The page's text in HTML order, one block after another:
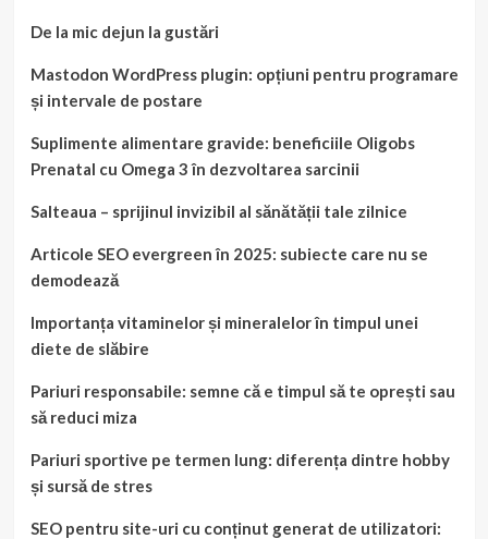
De la mic dejun la gustări
Mastodon WordPress plugin: opțiuni pentru programare
și intervale de postare
Suplimente alimentare gravide: beneficiile Oligobs
Prenatal cu Omega 3 în dezvoltarea sarcinii
Salteaua – sprijinul invizibil al sănătății tale zilnice
Articole SEO evergreen în 2025: subiecte care nu se
demodează
Importanța vitaminelor și mineralelor în timpul unei
diete de slăbire
Pariuri responsabile: semne că e timpul să te oprești sau
să reduci miza
Pariuri sportive pe termen lung: diferența dintre hobby
și sursă de stres
SEO pentru site-uri cu conținut generat de utilizatori: